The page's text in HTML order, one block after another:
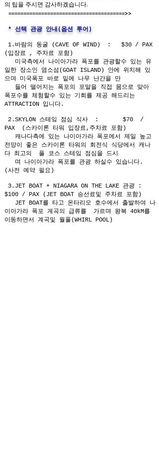
의 팁을 주시면 감사하겠습니다.
=======================================>>
* 선택 관광 안내​(옵션 투어)
1.바람의 동굴 (CAVE OF WIND) : $30 / PAX
(입장료 , 주차료 포함)
미국측에서 나이아가라 폭포를 관광할수 있는 유
일한 장소인 염소섬(GOAT ISLAND) 안에 위치해 있
으며 미국폭포 바로 밑에 나무 난간을 만
들어 떨어지는 폭포의 포말을 직접 몸으로 맞아
폭포수를 체험할수 있는 기회를 제공 해드리는
ATTRACTION 입니다.
2.SKYLON 스테잌 점심 식사 : $70 /
PAX (스카이론 타워 입장료,주차료 포함)
캐나다측에 있는 나이아가라 폭포에서 제일 높고
전망이 좋은 스카이론 타워의 회전식 식당에서 캐나
다 최고의 풀 코스 스테잌 점심을 드시
며 나이아가라 폭포를 관광 하실수 있습니다.
(사전 예약 필요)
3.JET BOAT + NIAGARA ON THE LAKE 관광 :
$100 / PAX (JET BOAT 승선료및 주차료 포함)
JET BOAT를 타고 온타리오 호수에서 출발하여 나
이아가라 폭포 계곡의 급류를 가르며 왕복 40kM를
이동하면서 계곡및 월풀(WHIRL POOL)